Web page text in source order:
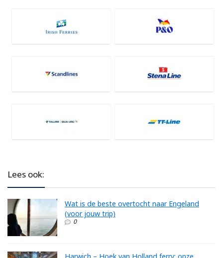
Lees ook:
Wat is de beste overtocht naar Engeland
(voor jouw trip)
0